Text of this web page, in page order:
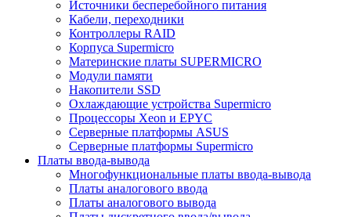
Источники бесперебойного питания
Кабели, переходники
Контроллеры RAID
Корпуса Supermicro
Материнские платы SUPERMICRO
Модули памяти
Накопители SSD
Охлаждающие устройства Supermicro
Процессоры Xeon и EPYC
Серверные платформы ASUS
Серверные платформы Supermicro
Платы ввода-вывода
Многофункциональные платы ввода-вывода
Платы аналогового ввода
Платы аналогового вывода